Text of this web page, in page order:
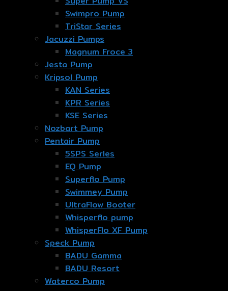
Swimpro Pump
TriStar Series
Jacuzzi Pumps
Magnum Froce 3
Jesta Pump
Kripsol Pump
KAN Series
KPR Series
KSE Series
Nozbart Pump
Pentair Pump
5SPS Serles
EQ Pump
Superflo Pump
Swimmey Pump
UltraFlow Booter
Whisperflo pump
WhisperFlo XF Pump
Speck Pump
BADU Gamma
BADU Resort
Waterco Pump